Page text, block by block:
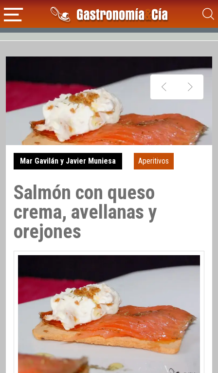
Mar Gavilán y Javier Muniesa Aperitivos
Salmón con queso
crema, avellanas y
orejones